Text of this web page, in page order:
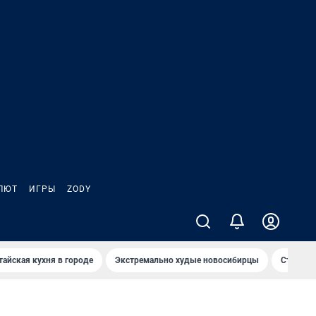
ИГРЫ ZODY
кухня в городе Экстремально худые новосибирцы Старт